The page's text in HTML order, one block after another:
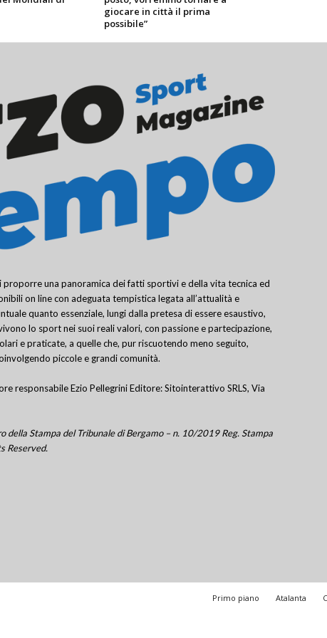
giocare in città il prima
possibile”
proporre una panoramica dei fatti sportivi e della vita tecnica ed
on line con adeguata tempistica legata all’attualità e
quanto essenziale, lungi dalla pretesa di essere esaustivo,
lo sport nei suoi reali valori, con passione e partecipazione,
e praticate, a quelle che, pur riscuotendo meno seguito,
piccole e grandi comunità.
responsabile Ezio Pellegrini Editore: Sitointerattivo SRLS, Via
della Stampa del Tribunale di Bergamo – n. 10/2019 Reg. Stampa
Reserved.
Primo piano Atalanta